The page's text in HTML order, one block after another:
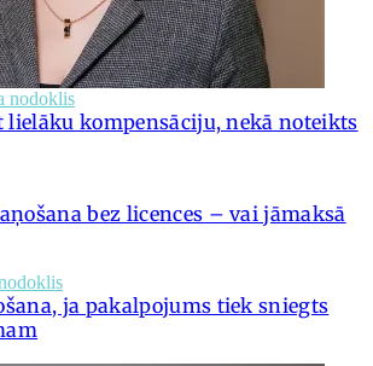
nodoklis
lielāku kompensāciju, nekā noteikts
bez licences – vai jāmaksā
ja pakalpojums tiek sniegts